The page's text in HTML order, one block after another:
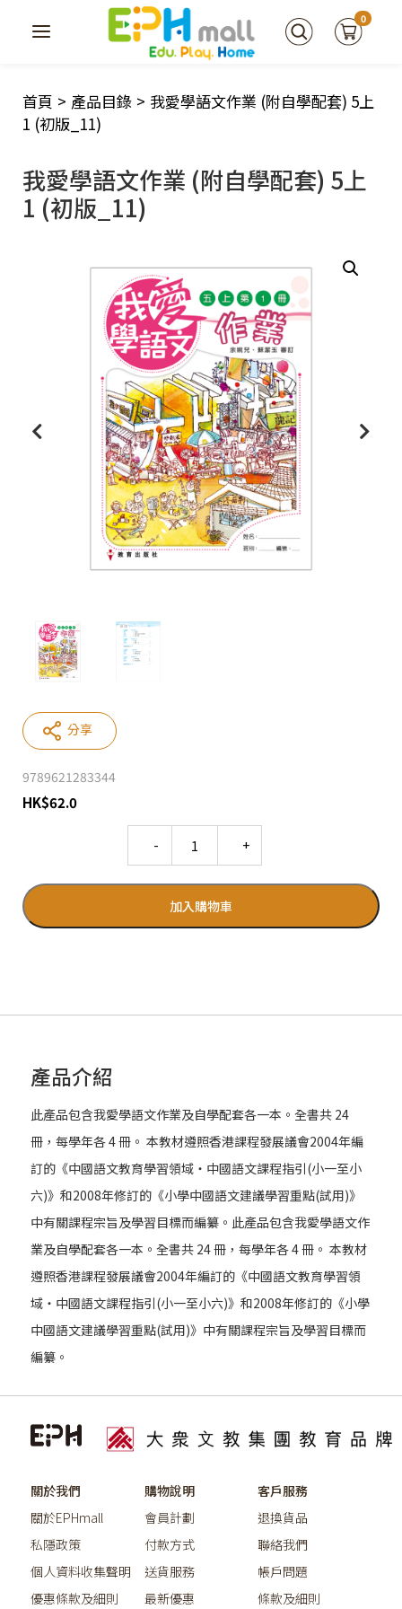
0
首頁 > 產品目錄 > 我愛學語文作業 (附自學配套) 5上
1 (初版_11)
我愛學語文作業 (附自學配套) 5上
1 (初版_11)
9789621283344
HK$62.0
加入購物車
分享
產品介紹
此產品包含我愛學語文作業及自學配套各一本。全書共 24
冊，每學年各 4 冊。 本教材遵照香港課程發展議會2004年編
訂的《中國語文教育學習領域‧中國語文課程指引(小一至小
六)》和2008年修訂的《小學中國語文建議學習重點(試用)》
中有關課程宗旨及學習目標而編纂。此產品包含我愛學語文作
業及自學配套各一本。全書共 24 冊，每學年各 4 冊。 本教材
遵照香港課程發展議會2004年編訂的《中國語文教育學習領
域‧中國語文課程指引(小一至小六)》和2008年修訂的《小學
中國語文建議學習重點(試用)》中有關課程宗旨及學習目標而
編纂。
關於我們
關於EPHmall
私隱政策
個人資料收集聲明
優惠條款及細則
購物說明
會員計劃
付款方式
送貨服務
最新優惠
客戶服務
退換貨品
聯絡我們
帳戶問題
條款及細則